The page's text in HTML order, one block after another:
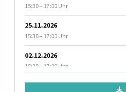
15:30 – 17:00 Uhr
25.11.2026
15:30 – 17:00 Uhr
02.12.2026
15:30 – 17:00 Uhr
09.12.2026